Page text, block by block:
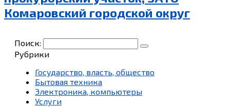
Комаровский городской округ
Поиск:
Рубрики
Государство, власть, общество
Бытовая техника
Электроника, компьютеры
Услуги